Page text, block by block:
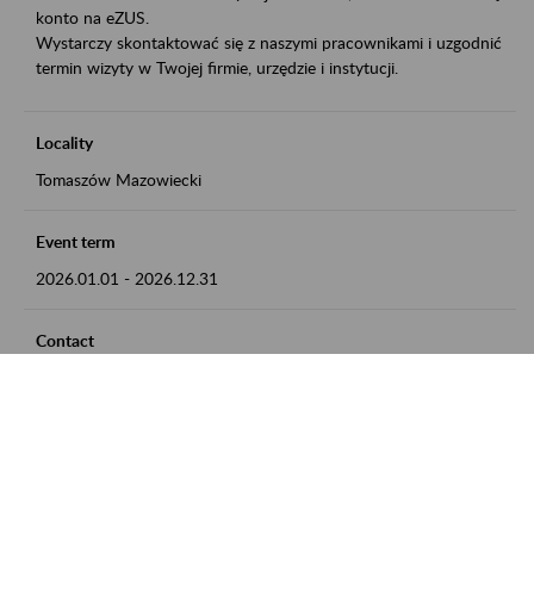
konto na eZUS.
Wystarczy skontaktować się z naszymi pracownikami i uzgodnić
termin wizyty w Twojej firmie, urzędzie i instytucji.
Locality
Tomaszów Mazowiecki
Event term
2026.01.01 - 2026.12.31
Contact